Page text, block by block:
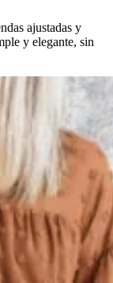
ajustadas y
y elegante, sin